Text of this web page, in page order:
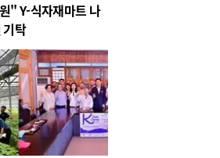
" Y-식자재마트 나
탁